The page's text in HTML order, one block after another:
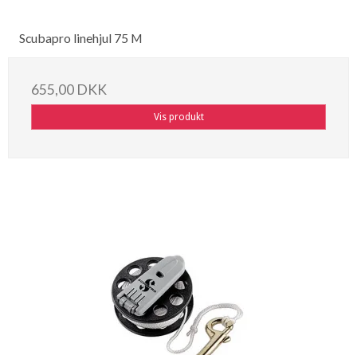
Scubapro linehjul 75 M
655,00 DKK
Vis produkt